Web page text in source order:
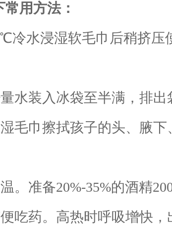
用方法：
浸湿软毛巾后稍挤压
装入冰袋至半满，排出
巾擦拭孩子的头、腋下
准备20%-35%的酒精
药。高热时呼吸增快，